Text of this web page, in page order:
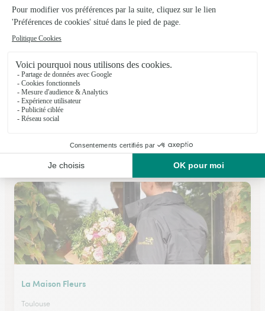
Marc Patureau Fleuriste
Toulouse
Voir la boutique
La Maison Fleurs
Toulouse